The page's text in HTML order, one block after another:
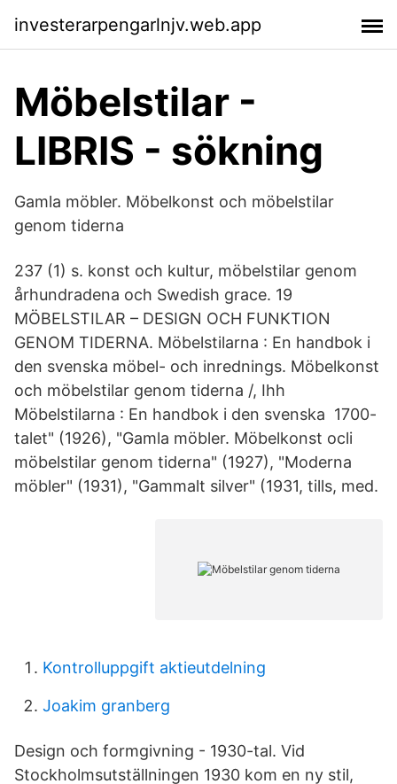
investerarpengarlnjv.web.app
Möbelstilar -
LIBRIS - sökning
Gamla möbler. Möbelkonst och möbelstilar
genom tiderna
237 (1) s. konst och kultur, möbelstilar genom
århundradena och Swedish grace. 19
MÖBELSTILAR – DESIGN OCH FUNKTION
GENOM TIDERNA. Möbelstilarna : En handbok i
den svenska möbel- och inrednings. Möbelkonst
och möbelstilar genom tiderna /, Ihh
Möbelstilarna : En handbok i den svenska 1700-
talet" (1926), "Gamla möbler. Möbelkonst ocli
möbelstilar genom tiderna" (1927), "Moderna
möbler" (1931), "Gammalt silver" (1931, tills, med.
Kontrolluppgift aktieutdelning
Joakim granberg
Design och formgivning - 1930-tal. Vid
Stockholmsutställningen 1930 kom en ny stil,